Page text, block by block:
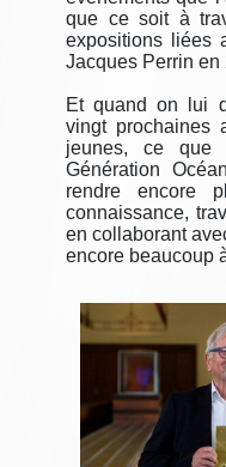
que ce soit à
expositions liées
Jacques Perrin en
Et quand on lui
vingt prochaines
jeunes, ce que
Génération
rendre encore
connaissance,
en collaborant
encore beaucoup